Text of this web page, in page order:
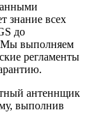
знание всех
до
Мы выполняем
регламенты
антеннщик
выполнив